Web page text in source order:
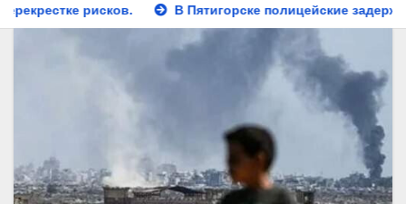
полицейские задержали закладчика,